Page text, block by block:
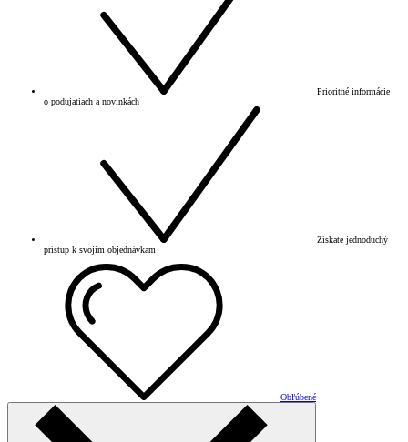
Prioritné informácie
o podujatiach a novinkách
Získate jednoduchý
prístup k svojim objednávkam
Obľúbené